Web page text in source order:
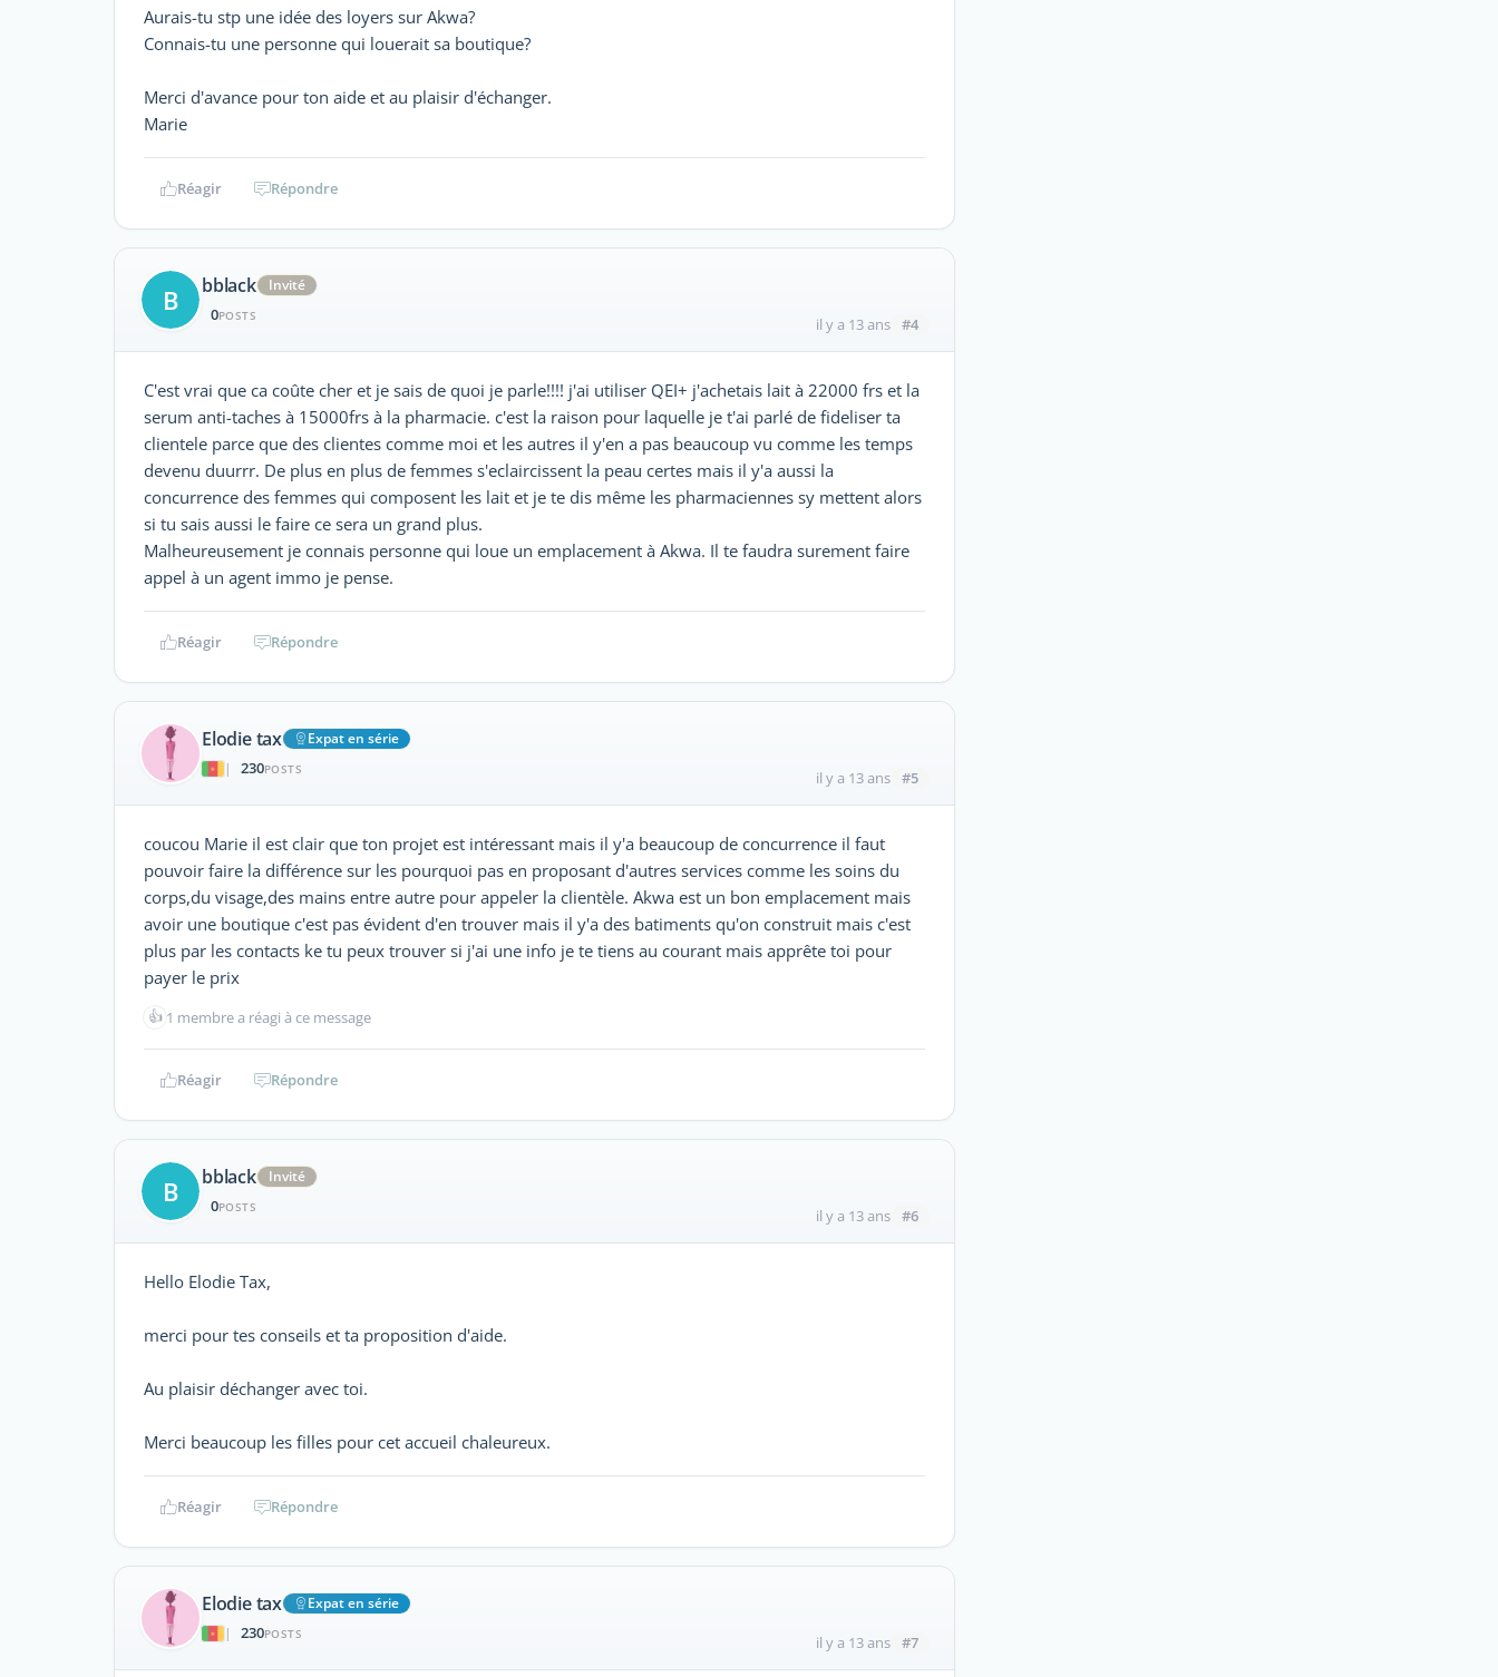
Aurais-tu stp une idée des loyers sur Akwa?
Connais-tu une personne qui louerait sa boutique?
Merci d'avance pour ton aide et au plaisir d'échanger.
Marie
Réagir Répondre
B bblack Invité
0POSTS il y a 13 ans #4
C'est vrai que ca coûte cher et je sais de quoi je parle!!!! j'ai utiliser QEI+ j'achetais lait à 22000 frs et la
serum anti-taches à 15000frs à la pharmacie. c'est la raison pour laquelle je t'ai parlé de fideliser ta
clientele parce que des clientes comme moi et les autres il y'en a pas beaucoup vu comme les temps
devenu duurrr. De plus en plus de femmes s'eclaircissent la peau certes mais il y'a aussi la
concurrence des femmes qui composent les lait et je te dis même les pharmaciennes sy mettent alors
si tu sais aussi le faire ce sera un grand plus.
Malheureusement je connais personne qui loue un emplacement à Akwa. Il te faudra surement faire
appel à un agent immo je pense.
Réagir Répondre
Elodie tax
Expat en série
|
230POSTS il y a 13 ans #5
coucou Marie il est clair que ton projet est intéressant mais il y'a beaucoup de concurrence il faut
pouvoir faire la différence sur les pourquoi pas en proposant d'autres services comme les soins du
corps,du visage,des mains entre autre pour appeler la clientèle. Akwa est un bon emplacement mais
avoir une boutique c'est pas évident d'en trouver mais il y'a des batiments qu'on construit mais c'est
plus par les contacts ke tu peux trouver si j'ai une info je te tiens au courant mais apprête toi pour
payer le prix
👍 1 membre a réagi à ce message
Réagir Répondre
B bblack Invité
0POSTS il y a 13 ans #6
Hello Elodie Tax,
merci pour tes conseils et ta proposition d'aide.
Au plaisir déchanger avec toi.
Merci beaucoup les filles pour cet accueil chaleureux.
Réagir Répondre
Elodie tax
Expat en série
|
230POSTS il y a 13 ans #7